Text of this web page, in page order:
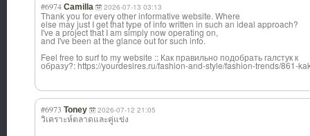
#6974 Camilla 2026-07-13 03:13
Thank you for every other informative website. Where
else may just I get that type of info written in such an ideal approach?
I've a project that I am simply now operating on,
and I've been at the glance out for such info.
Feel free to surf to my website :: Как правильно подобрать галстук к
образу?: https://yourdesires.ru/fashion-and-style/fashion-trends/861-
#6973 Toney 2026-07-12 21:05
วิเคราะห์ตลาดและคู่แข่ง